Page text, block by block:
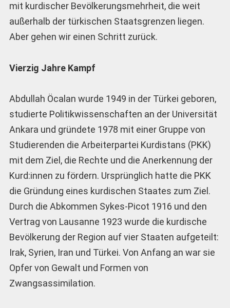
mit kurdischer Bevölkerungsmehrheit, die weit
außerhalb der türkischen Staatsgrenzen liegen.
Aber gehen wir einen Schritt zurück.
Vierzig Jahre Kampf
Abdullah Öcalan wurde 1949 in der Türkei geboren,
studierte Politikwissenschaften an der Universität
Ankara und gründete 1978 mit einer Gruppe von
Studierenden die Arbeiterpartei Kurdistans (PKK)
mit dem Ziel, die Rechte und die Anerkennung der
Kurd:innen zu fördern. Ursprünglich hatte die PKK
die Gründung eines kurdischen Staates zum Ziel.
Durch die Abkommen Sykes-Picot 1916 und den
Vertrag von Lausanne 1923 wurde die kurdische
Bevölkerung der Region auf vier Staaten aufgeteilt:
Irak, Syrien, Iran und Türkei. Von Anfang an war sie
Opfer von Gewalt und Formen von
Zwangsassimilation.